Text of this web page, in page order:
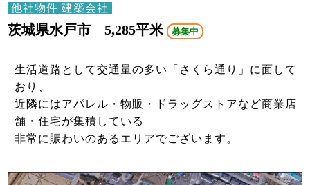
他社物件 建築会社
茨城県水戸市 5,285平米 募集中
生活道路として交通量の多い「さくら通り」に面して
おり、
近隣にはアパレル・物販・ドラッグストアなど商業店
舗・住宅が集積している
非常に賑わいのあるエリアでございます。